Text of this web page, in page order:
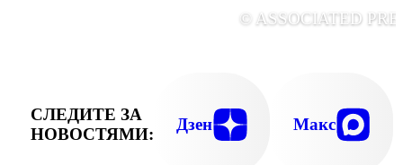
© ASSOCIATED
СЛЕДИТЕ ЗА
НОВОСТЯМИ:
Дзен Макс